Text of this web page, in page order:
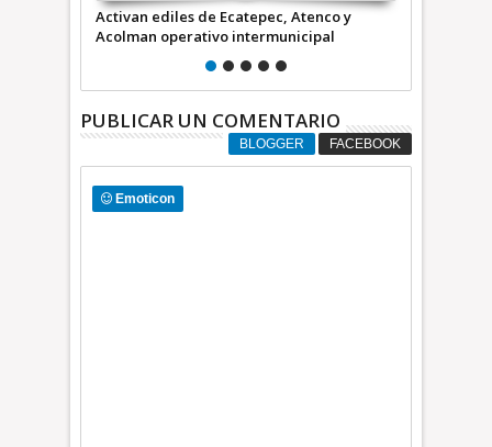
Acuerdan Ecatepec, Acolman y Atenco
sumar esfuerzos en seguridad
PUBLICAR UN COMENTARIO
BLOGGER FACEBOOK
Emoticon